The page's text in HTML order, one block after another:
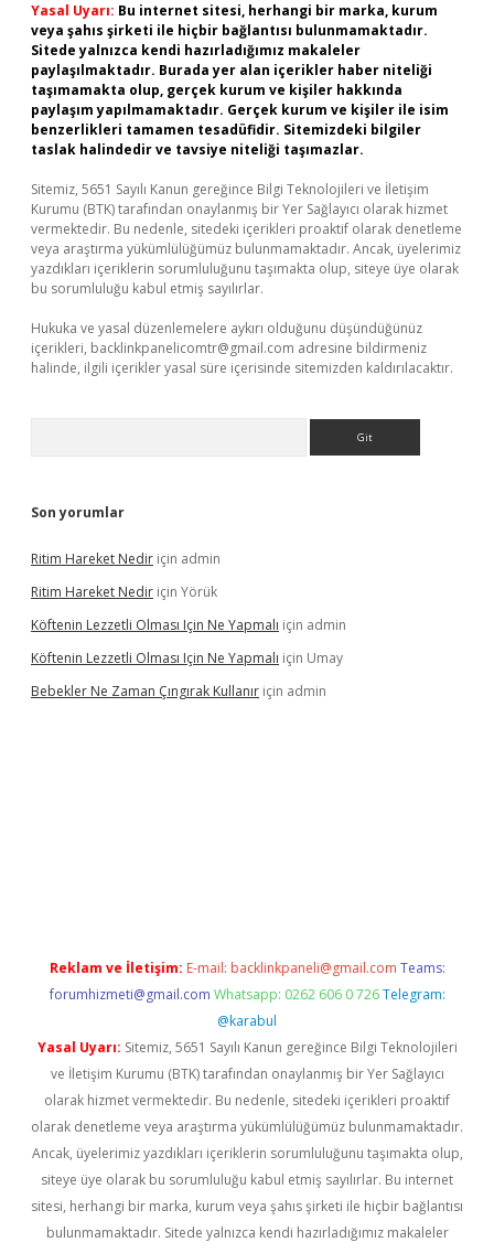
Yasal Uyarı: Bu internet sitesi, herhangi bir marka, kurum
veya şahıs şirketi ile hiçbir bağlantısı bulunmamaktadır.
Sitede yalnızca kendi hazırladığımız makaleler
paylaşılmaktadır. Burada yer alan içerikler haber niteliği
taşımamakta olup, gerçek kurum ve kişiler hakkında
paylaşım yapılmamaktadır. Gerçek kurum ve kişiler ile isim
benzerlikleri tamamen tesadüfidir. Sitemizdeki bilgiler
taslak halindedir ve tavsiye niteliği taşımazlar.
Sitemiz, 5651 Sayılı Kanun gereğince Bilgi Teknolojileri ve İletişim
Kurumu (BTK) tarafından onaylanmış bir Yer Sağlayıcı olarak hizmet
vermektedir. Bu nedenle, sitedeki içerikleri proaktif olarak denetleme
veya araştırma yükümlülüğümüz bulunmamaktadır. Ancak, üyelerimiz
yazdıkları içeriklerin sorumluluğunu taşımakta olup, siteye üye olarak
bu sorumluluğu kabul etmiş sayılırlar.
Hukuka ve yasal düzenlemelere aykırı olduğunu düşündüğünüz
içerikleri, backlinkpanelicomtr@gmail.com adresine bildirmeniz
halinde, ilgili içerikler yasal süre içerisinde sitemizden kaldırılacaktır.
Son yorumlar
Ritim Hareket Nedir için admin
Ritim Hareket Nedir için Yörük
Köftenin Lezzetli Olması Için Ne Yapmalı için admin
Köftenin Lezzetli Olması Için Ne Yapmalı için Umay
Bebekler Ne Zaman Çıngırak Kullanır için admin
Reklam ve İletişim: E-mail: backlinkpaneli@gmail.com Teams:
forumhizmeti@gmail.com Whatsapp: 0262 606 0 726 Telegram:
@karabul
Yasal Uyarı: Sitemiz, 5651 Sayılı Kanun gereğince Bilgi Teknolojileri
ve İletişim Kurumu (BTK) tarafından onaylanmış bir Yer Sağlayıcı
olarak hizmet vermektedir. Bu nedenle, sitedeki içerikleri proaktif
olarak denetleme veya araştırma yükümlülüğümüz bulunmamaktadır.
Ancak, üyelerimiz yazdıkları içeriklerin sorumluluğunu taşımakta olup,
siteye üye olarak bu sorumluluğu kabul etmiş sayılırlar. Bu internet
sitesi, herhangi bir marka, kurum veya şahıs şirketi ile hiçbir bağlantısı
bulunmamaktadır. Sitede yalnızca kendi hazırladığımız makaleler